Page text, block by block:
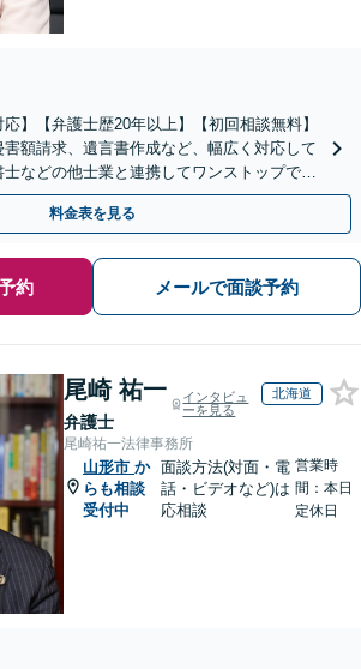
応】【弁護士歴20年以上】【初回相談無料】
額請求、遺言書作成など、幅広く対応して
などの他士業と連携してワンストップでの
談ください。
料金表を見る
約 メールで面談予約
尾崎 祐一
弁護士
インタビュ
ーを見る
北海道
尾崎祐一法律事務所
山形市 か
らも相談
受付中
面談方法(対面・電
話・ビデオなど)は
応相談
営業時
間：本日
定休日